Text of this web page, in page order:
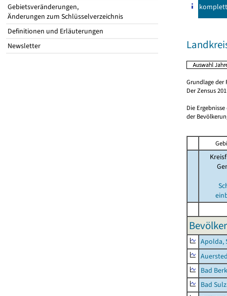
Gebietsveränderungen,
Änderungen zum Schlüsselverzeichnis
Definitionen und Erläuterungen
Newsletter
komplett
Grundlage der
Der Zensus
Die
der
Apolda,
Bad
Bad